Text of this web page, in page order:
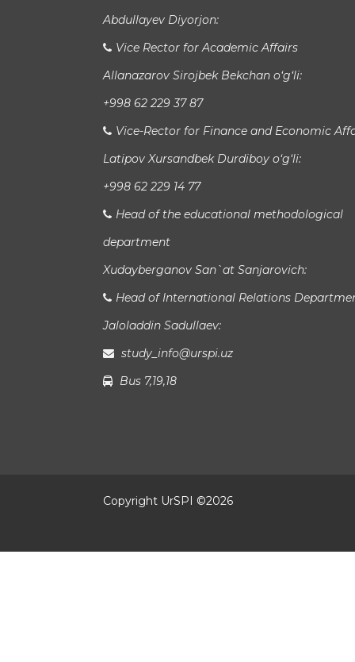
Abdullayev Diyorjon:
Vice Rector for Academic Affairs
Allanazarov Sirojbek Bekchan o‘g‘li:
+998 62 229 37 87
Vice-Rector for Finance and Economic
Latipov Xursandbek Durdiboy o‘g‘li:
+998 62 229 14 77
Head of the educational methodological
department
Xudayberganov San`at Sanjarovich:
Head of International Relations
Jaloladdin Sadullaev:
study_info@urspi.uz
Bus 7,19,18
Copyright UrSPI ©2026